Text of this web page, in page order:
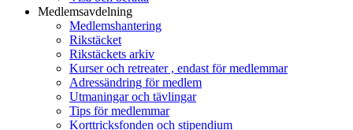
Medlemsavdelning
Medlemshantering
Rikstäcket
Rikstäckets arkiv
Kurser och retreater , endast för medlemmar
Adressändring för medlem
Utmaningar och tävlingar
Tips för medlemmar
Korttricksfonden och stipendium